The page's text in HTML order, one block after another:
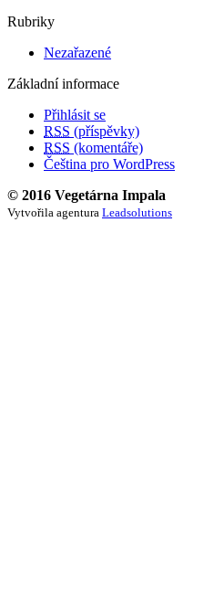
Rubriky
Nezařazené
Základní informace
Přihlásit se
RSS (příspěvky)
RSS (komentáře)
Čeština pro WordPress
© 2016 Vegetárna Impala
Vytvořila agentura Leadsolutions